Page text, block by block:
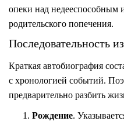
опеки над недееспособным
родительского попечения.
Последовательность
Краткая автобиография
с хронологией событий.
предварительно разбить
Рождение.